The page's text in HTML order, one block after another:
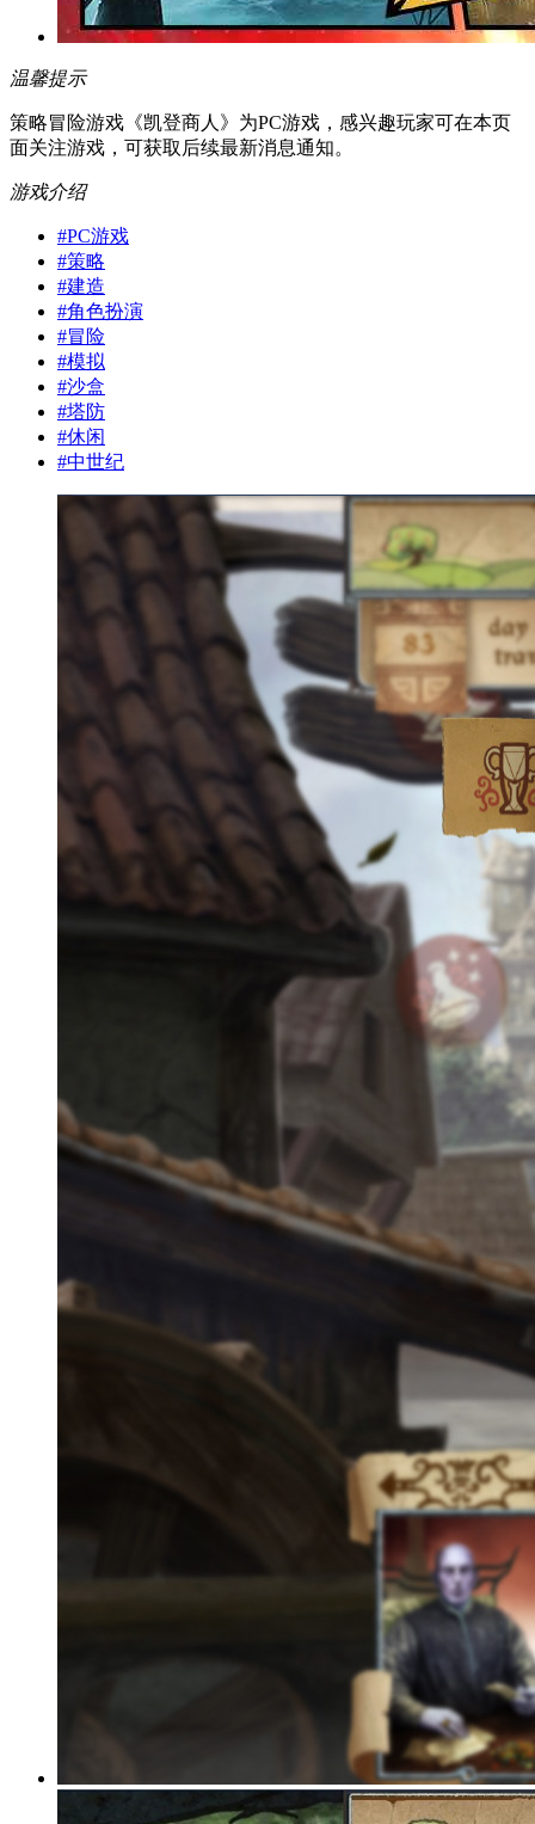
温馨提示
策略冒险游戏《凯登商人》为PC游戏，感兴趣玩家可在本页
面关注游戏，可获取后续最新消息通知。
游戏介绍
#PC游戏
#策略
#建造
#角色扮演
#冒险
#模拟
#沙盒
#塔防
#休闲
#中世纪